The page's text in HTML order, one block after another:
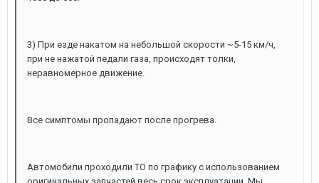
3) При езде накатом на небольшой скорости ~5-15 км/ч,
при не нажатой педали газа, происходят толки,
неравномерное движение.
Все симптомы пропадают после прогрева.
Автомобили проходили ТО по графику с использованием